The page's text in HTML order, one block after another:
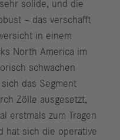
solide, und die
– das verschafft
in einem
North America im
schwachen
das Segment
Zölle ausgesetzt,
erstmals zum Tragen
hat sich die operative